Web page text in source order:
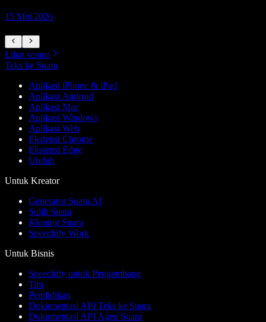
15 Mei 2026
Lihat semua
Teks ke Suara
Aplikasi iPhone & iPad
Aplikasi Android
Aplikasi Mac
Aplikasi Windows
Aplikasi Web
Ekstensi Chrome
Ekstensi Edge
Unduh
Untuk Kreator
Generator Suara AI
Sulih Suara
Kloning Suara
Speechify Work
Untuk Bisnis
Speechify untuk Pengembang
Tim
Pendidikan
Dokumentasi API Teks ke Suara
Dokumentasi API Agen Suara